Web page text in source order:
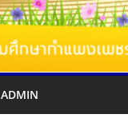
ADMIN